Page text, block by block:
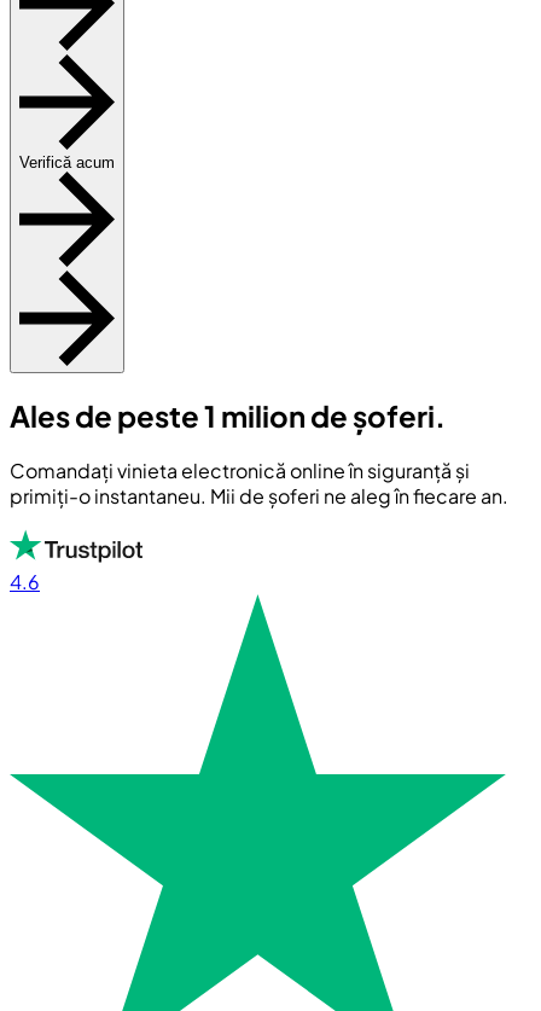
Verifică acum
Ales de peste 1 milion de șoferi.
Comandați vinieta electronică online în siguranță și
primiți-o instantaneu. Mii de șoferi ne aleg în fiecare an.
4.6